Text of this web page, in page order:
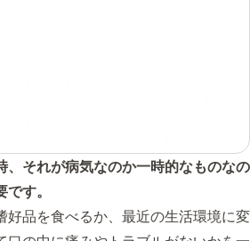
、それが病気なのか一時的なものなの
す。
好品を食べるか、最近の生活環境に変